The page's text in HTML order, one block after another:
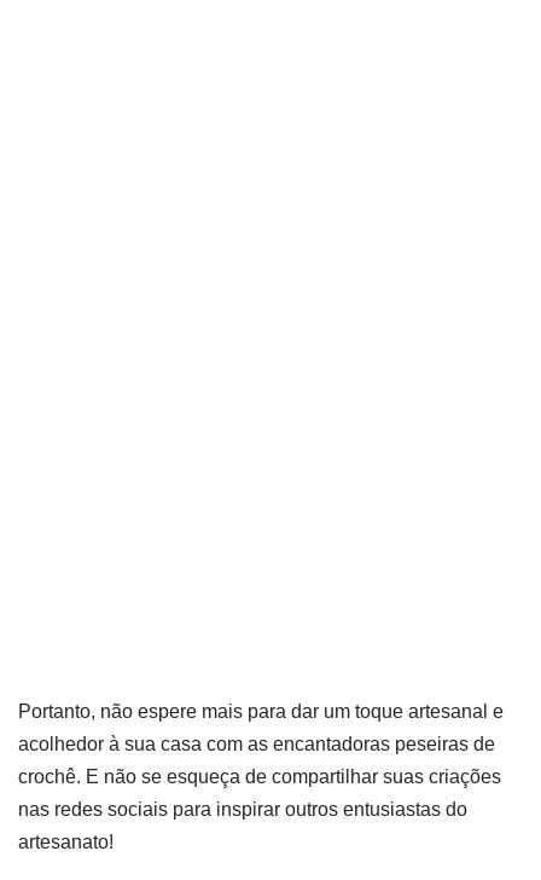
Portanto, não espere mais para dar um toque artesanal e
acolhedor à sua casa com as encantadoras peseiras de
crochê. E não se esqueça de compartilhar suas criações
nas redes sociais para inspirar outros entusiastas do
artesanato!